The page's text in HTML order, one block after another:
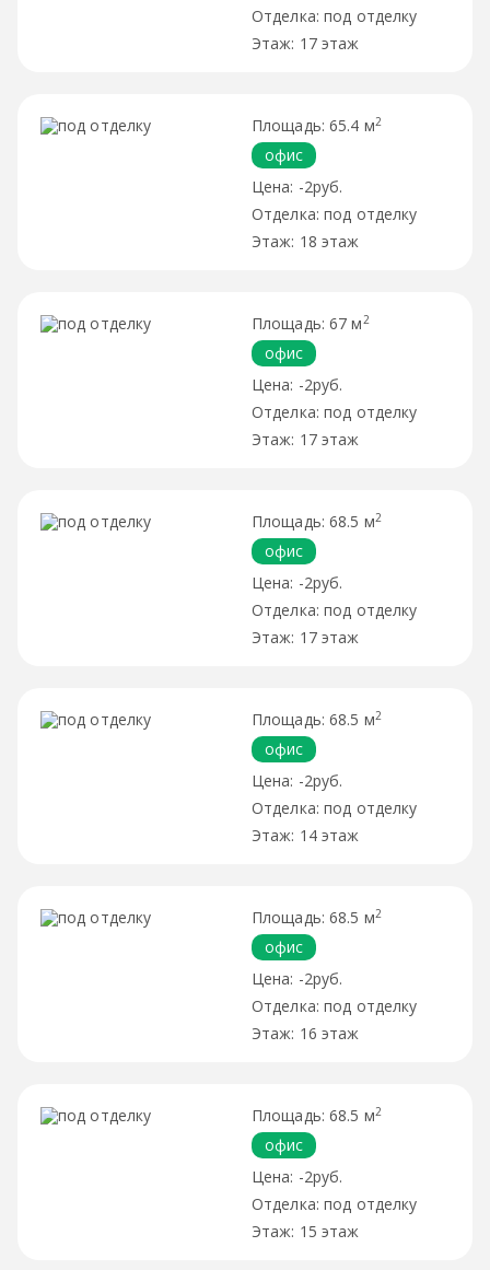
под отделку
17 этаж
65.4 м2
офис
-2руб.
под отделку
18 этаж
67 м 2
офис
-2руб.
под отделку
17 этаж
68.5 м2
офис
-2руб.
под отделку
17 этаж
68.5 м2
офис
-2руб.
под отделку
14 этаж
68.5 м2
офис
-2руб.
под отделку
16 этаж
68.5 м2
офис
-2руб.
под отделку
15 этаж